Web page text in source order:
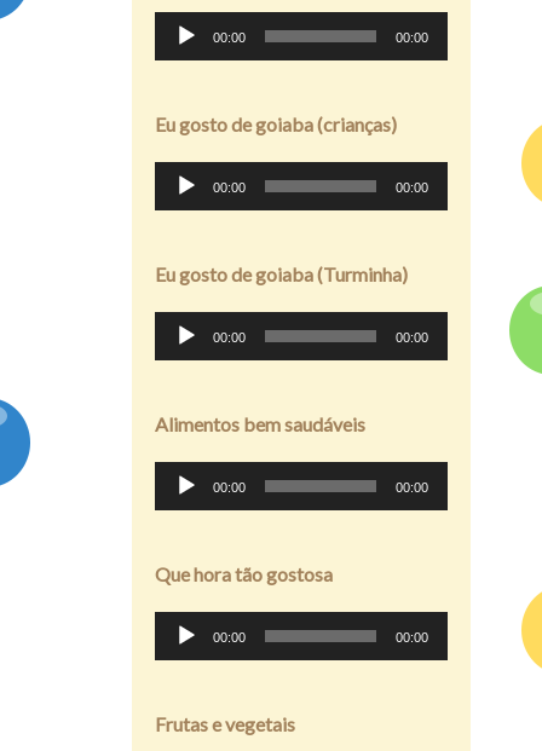
Tocador
00:00 00:00
Eu gosto de goiaba (crianças)
Tocador
00:00 00:00
Eu gosto de goiaba (Turminha)
Tocador
00:00 00:00
Alimentos bem saudáveis
Tocador
00:00 00:00
Que hora tão gostosa
Tocador
00:00 00:00
Frutas e vegetais